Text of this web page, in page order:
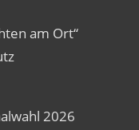
am Ort“
2026